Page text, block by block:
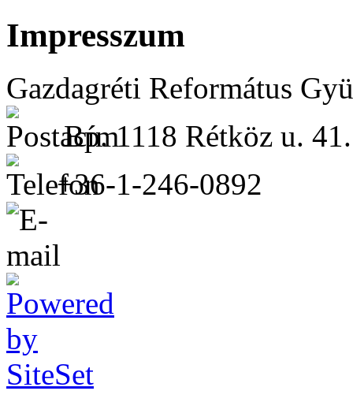
Impresszum
Gazdagréti Református
Bp. 1118 Rétköz u. 41.
+36-1-246-0892